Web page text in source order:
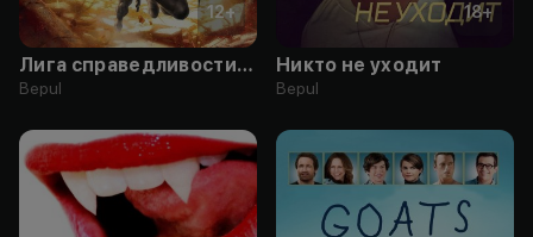
12+
Лига справедливости: Война
Bepul
18+
Никто не уходит
Bepul